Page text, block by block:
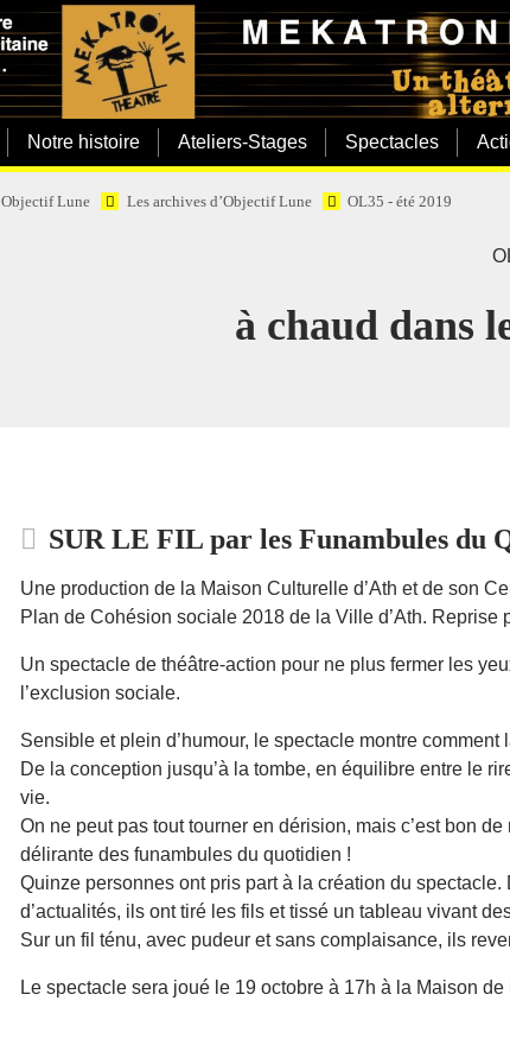
Notre histoire Ateliers-Stages Spectacles
Objectif Lune Les archives d’Objectif Lune OL35 - été 2019
à chaud dans
SUR LE FIL par les Funambules du
Une production de la Maison Culturelle d’Ath et de son
Plan de Cohésion sociale 2018 de la Ville d’Ath.
Un spectacle de théâtre-action pour ne plus fermer les
l’exclusion sociale.
Sensible et plein d’humour, le spectacle montre
De la conception jusqu’à la tombe, en équilibre entre le
vie.
On ne peut pas tout tourner en dérision, mais c’est bon
délirante des funambules du quotidien !
Quinze personnes ont pris part à la création du
d’actualités, ils ont tiré les fils et tissé un tableau vivant
Sur un fil ténu, avec pudeur et sans complaisance, ils
Le spectacle sera joué le 19 octobre à 17h à la Maison